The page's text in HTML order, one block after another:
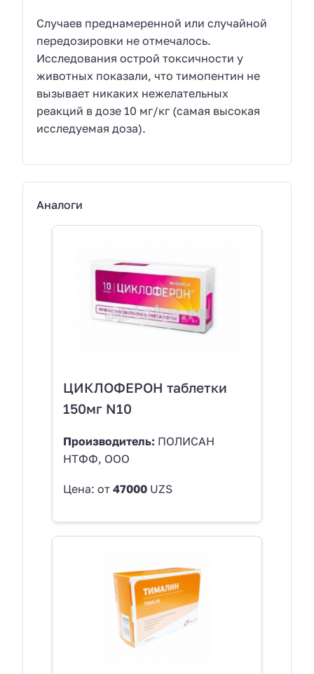
Случаев преднамеренной или случайной
передозировки не отмечалось.
Исследования острой токсичности у
животных показали, что тимопентин не
вызывает никаких нежелательных
реакций в дозе 10 мг/кг (самая высокая
исследуемая доза).
Аналоги
ЦИКЛОФЕРОН таблетки
150мг N10
Производитель: ПОЛИСАН
НТФФ, ООО
Цена: от 47000 UZS